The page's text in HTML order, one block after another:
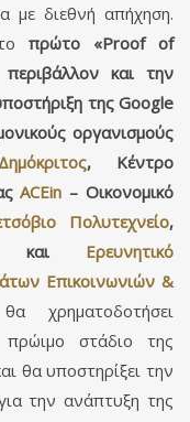
με διεθνή απήχηση.
τοπρώτο
«Proof of
και την
της Google
οργανισμούς
, Κέντρο
ACEin – Οικονομικό
Πολυτεχνείο,
Ερευνητικό
Επικοινωνιών &
χρηματοδοτήσει
πρώιμο στάδιο της
θα υποστηρίξει την
την ανάπτυξη της